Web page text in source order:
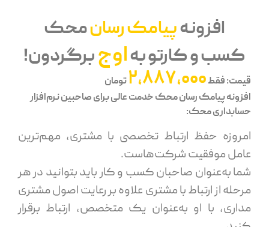
افزونهپیامک رسانمحک
کسب و کارتو بهاوجبرگردون!
قیمت: فقط2,887,000تومان
افزونه پیامک رسان محک خدمت عالی برای صاحبین نرم‌افزار
حسابداری محک:
امروزه حفظ ارتباط تخصصی با مشتری، مهم‌ترین
عامل موفقیت شرکت‌هاست.
شما به‌عنوان صاحبان کسب و کار باید بتوانید در هر
مرحله از ارتباط با مشتری علاوه بر رعایت اصول مشتری
مداری، با او به‌عنوان یک متخصص، ارتباط برقرار